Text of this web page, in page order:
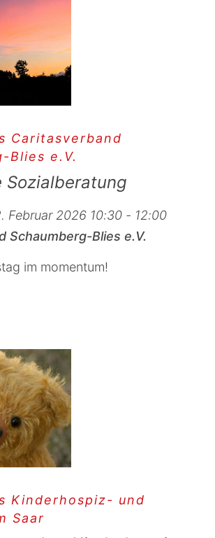
Caritasverband
Blies e.V.
Sozialberatung
Februar 2026 10:30 - 12:00
Schaumberg-Blies e.V.
im momentum!
Kinderhospiz- und
Saar